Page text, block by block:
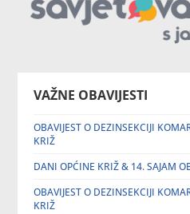
VAŽNE OBAVIJESTI
OBAVIJEST O DEZINSEKCIJI
KRIŽ
DANI OPĆINE KRIŽ & 14. SAJAM
OBAVIJEST O DEZINSEKCIJI
KRIŽ